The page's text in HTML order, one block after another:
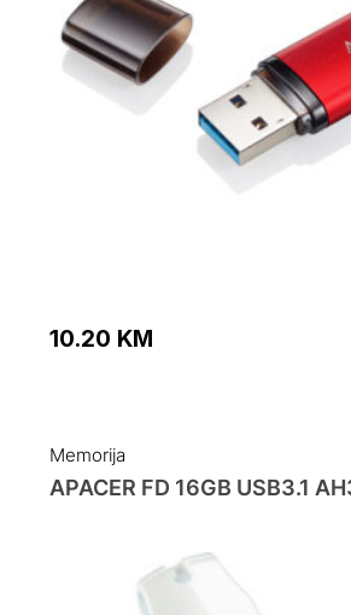
10.20 KM
Memorija
APACER FD 16GB USB3.1